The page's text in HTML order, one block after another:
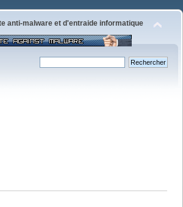
anti-malware et d'entraide informatique